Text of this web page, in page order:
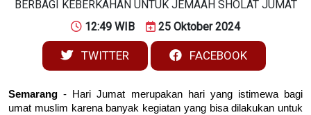
12:49 WIB 25 Oktober 2024
TWITTER FACEBOOK
Semarang - Hari Jumat merupakan hari yang istimewa bagi
umat muslim karena banyak kegiatan yang bisa dilakukan untuk